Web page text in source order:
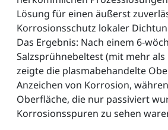
Lösung für einen äußerst
Korrosionsschutz lokaler
Das Ergebnis: Nach einem 6-
Salzsprühnebeltest (mit mehr als
zeigte die plasmabehandelte
Anzeichen von Korrosion,
Oberfläche, die nur passiviert
Korrosionsspuren zu sehen